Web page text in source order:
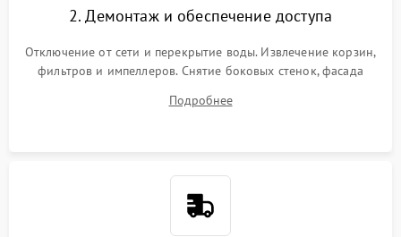
2. Демонтаж и обеспечение доступа
Отключение от сети и перекрытие воды. Извлечение корзин,
фильтров и импеллеров. Снятие боковых стенок, фасада
циркуляционному насосу, ТЭНу и сливной помпе.
Подробнее